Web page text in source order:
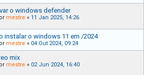
o windows defender
mestre « 11 Jan 2025, 14:26
instalar o windows 11 em /2024
mestre « 04 Out 2024, 09:24
mix
mestre « 02 Jun 2024, 16:40